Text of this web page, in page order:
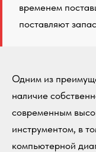
временем
поставляют
Одним из
наличие
современным
инструментом, в
компьютерной